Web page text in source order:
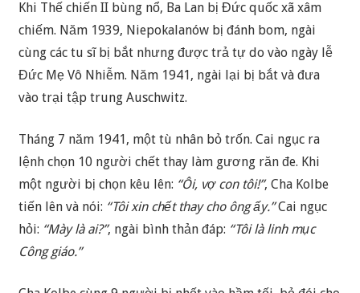
Khi Thế chiến II bùng nổ, Ba Lan bị Đức quốc xã xâm
chiếm. Năm 1939, Niepokalanów bị đánh bom, ngài
cùng các tu sĩ bị bắt nhưng được trả tự do vào ngày lễ
Đức Mẹ Vô Nhiễm. Năm 1941, ngài lại bị bắt và đưa
vào trại tập trung Auschwitz.
Tháng 7 năm 1941, một tù nhân bỏ trốn. Cai ngục ra
lệnh chọn 10 người chết thay làm gương răn đe. Khi
một người bị chọn kêu lên: “Ôi, vợ con tôi!”, Cha Kolbe
tiến lên và nói: “Tôi xin chết thay cho ông ấy.”Cai ngục
hỏi: “Mày là ai?”, ngài bình thản đáp: “Tôi là linh mục
Công giáo.”